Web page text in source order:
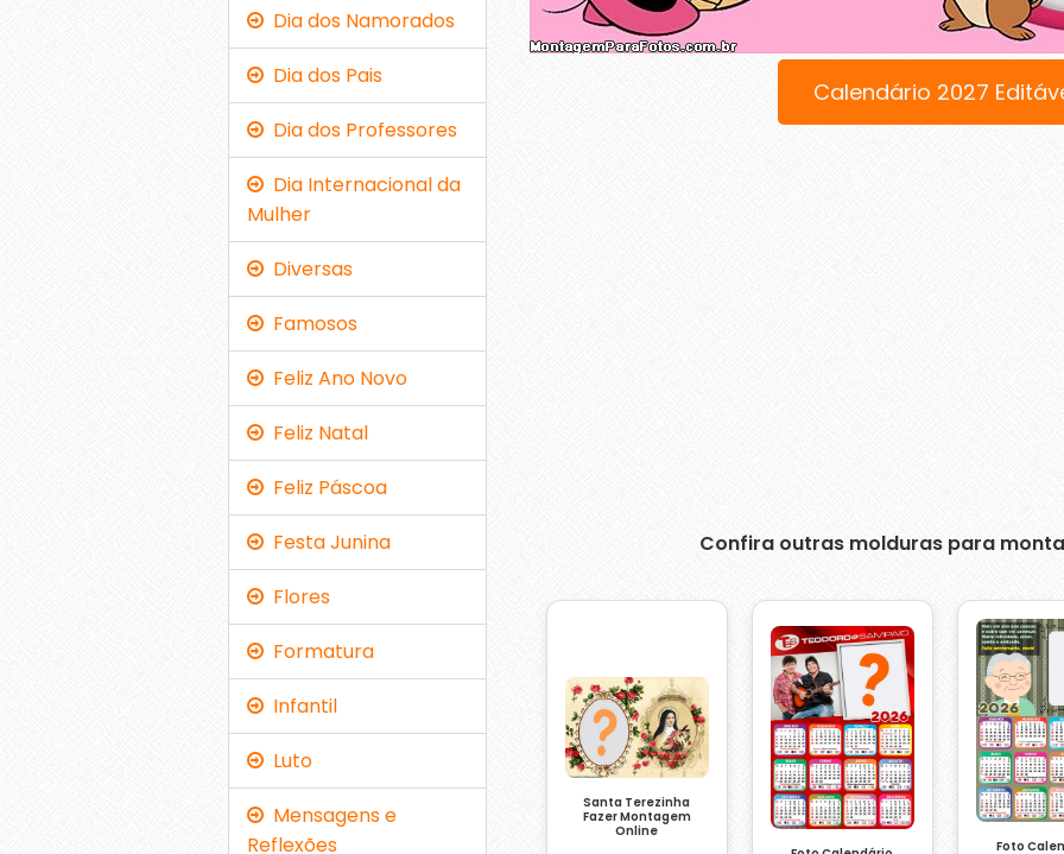
Calendário 2027
Confira outras molduras para
Santa Terezinha
Fazer Montagem
Online
Foto
Dia dos Namorados
Dia dos Pais
Dia dos Professores
Dia Internacional da
Mulher
Diversas
Famosos
Feliz Ano Novo
Feliz Natal
Feliz Páscoa
Festa Junina
Flores
Formatura
Infantil
Luto
Mensagens e
Reflexões